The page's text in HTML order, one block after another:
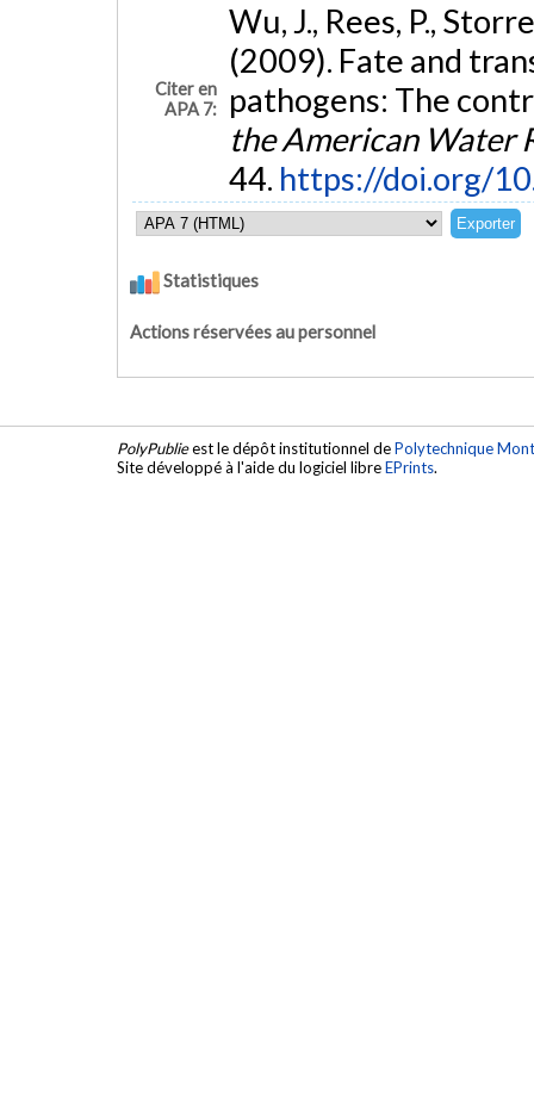
Citer en
APA 7:
Wu, J., Rees, P.,
(2009). Fate and
pathogens: The
the American Water
44. https://doi.org/
Statistiques
Actions réservées au personnel
PolyPublieest le dépôt institutionnel dePolytechnique
Site développé à l'aide du logiciel libreEPrints.